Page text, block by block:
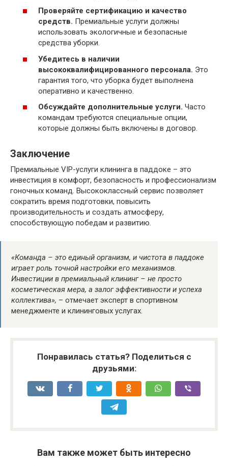
Проверяйте сертификацию и качество
средств. Премиальные услуги должны
использовать экологичные и безопасные
средства уборки.
Убедитесь в наличии
высококвалифицированного персонала. Это
гарантия того, что уборка будет выполнена
оперативно и качественно.
Обсуждайте дополнительные услуги. Часто
командам требуются специальные опции,
которые должны быть включены в договор.
Заключение
Премиальные VIP-услуги клининга в паддоке – это
инвестиция в комфорт, безопасность и профессионализм
гоночных команд. Высококлассный сервис позволяет
сократить время подготовки, повысить
производительность и создать атмосферу,
способствующую победам и развитию.
«Команда – это единый организм, и чистота в паддоке
играет роль точной настройки его механизмов.
Инвестиции в премиальный клининг – не просто
косметическая мера, а залог эффективности и успеха
коллектива», – отмечает эксперт в спортивном
менеджменте и клининговых услугах.
Понравилась статья? Поделиться с
друзьями:
Вам также может быть интересно